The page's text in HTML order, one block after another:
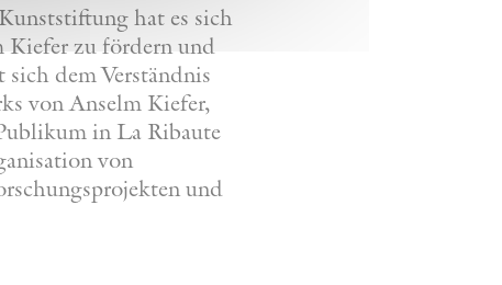
hat es sich
Kiefer zu fördern und
dem Verständnis
von Anselm Kiefer,
in La Ribaute
von
und